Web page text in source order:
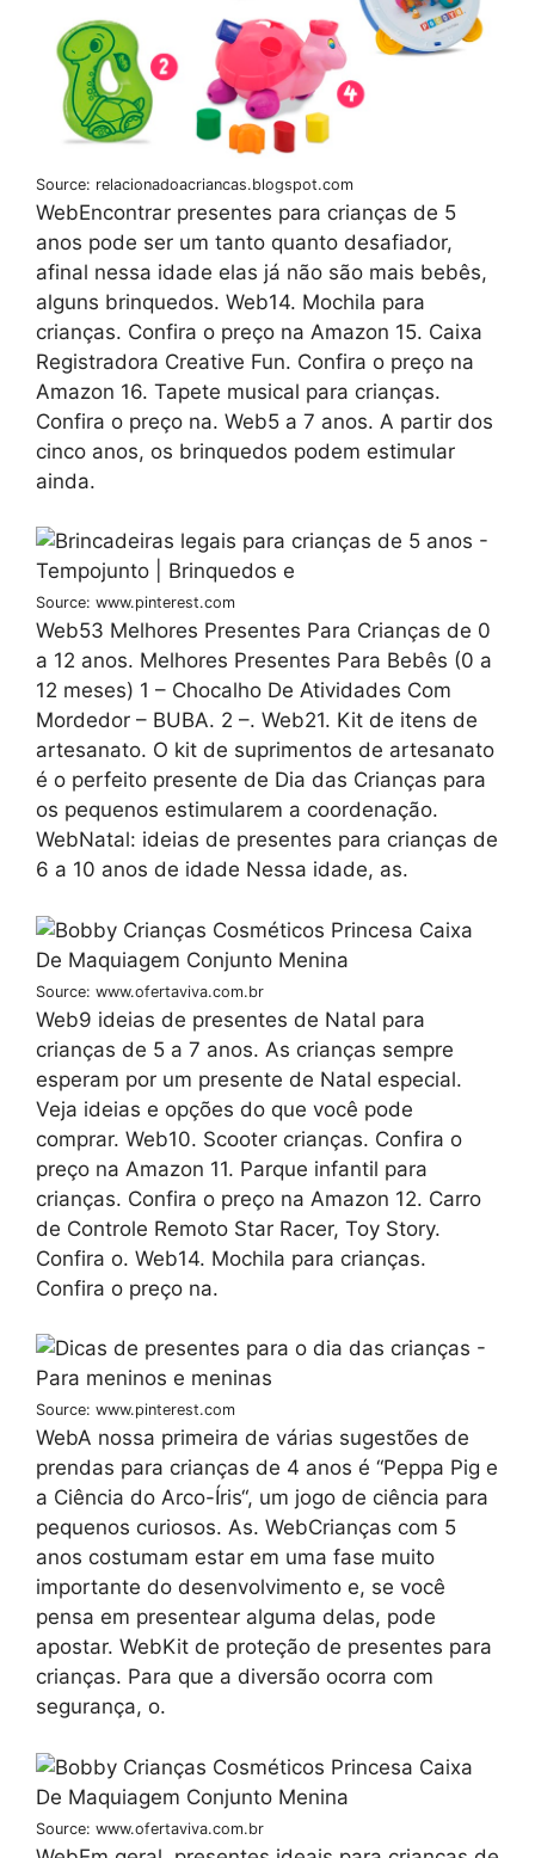
Source: relacionadoacriancas.blogspot.com
WebEncontrar presentes para crianças de 5
anos pode ser um tanto quanto desafiador,
afinal nessa idade elas já não são mais bebês,
alguns brinquedos. Web14. Mochila para
crianças. Confira o preço na Amazon 15. Caixa
Registradora Creative Fun. Confira o preço na
Amazon 16. Tapete musical para crianças.
Confira o preço na. Web5 a 7 anos. A partir dos
cinco anos, os brinquedos podem estimular
ainda.
Source: www.pinterest.com
Web53 Melhores Presentes Para Crianças de 0
a 12 anos. Melhores Presentes Para Bebês (0 a
12 meses) 1 – Chocalho De Atividades Com
Mordedor – BUBA. 2 –. Web21. Kit de itens de
artesanato. O kit de suprimentos de artesanato
é o perfeito presente de Dia das Crianças para
os pequenos estimularem a coordenação.
WebNatal: ideias de presentes para crianças de
6 a 10 anos de idade Nessa idade, as.
Source: www.ofertaviva.com.br
Web9 ideias de presentes de Natal para
crianças de 5 a 7 anos. As crianças sempre
esperam por um presente de Natal especial.
Veja ideias e opções do que você pode
comprar. Web10. Scooter crianças. Confira o
preço na Amazon 11. Parque infantil para
crianças. Confira o preço na Amazon 12. Carro
de Controle Remoto Star Racer, Toy Story.
Confira o. Web14. Mochila para crianças.
Confira o preço na.
Source: www.pinterest.com
WebA nossa primeira de várias sugestões de
prendas para crianças de 4 anos é “Peppa Pig e
a Ciência do Arco-Íris“, um jogo de ciência para
pequenos curiosos. As. WebCrianças com 5
anos costumam estar em uma fase muito
importante do desenvolvimento e, se você
pensa em presentear alguma delas, pode
apostar. WebKit de proteção de presentes para
crianças. Para que a diversão ocorra com
segurança, o.
Source: www.ofertaviva.com.br